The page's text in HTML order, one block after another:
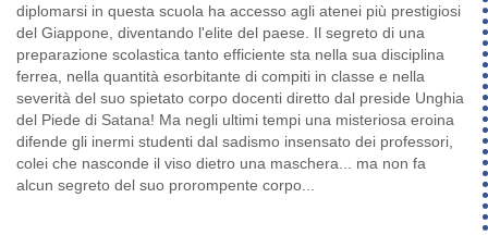
diplomarsi in questa scuola ha accesso agli atenei più prestigiosi
del Giappone, diventando l'elite del paese. Il segreto di una
preparazione scolastica tanto efficiente sta nella sua disciplina
ferrea, nella quantità esorbitante di compiti in classe e nella
severità del suo spietato corpo docenti diretto dal preside Unghia
del Piede di Satana! Ma negli ultimi tempi una misteriosa eroina
difende gli inermi studenti dal sadismo insensato dei professori,
colei che nasconde il viso dietro una maschera... ma non fa
alcun segreto del suo prorompente corpo...